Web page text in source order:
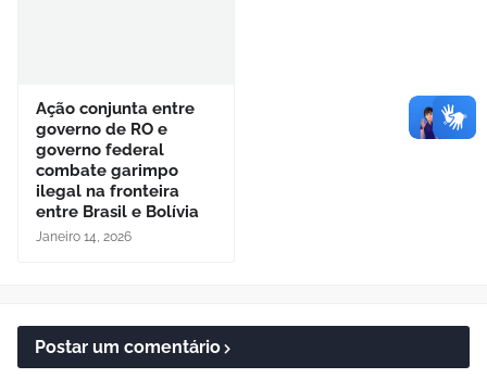
Ação conjunta entre
governo de RO e
governo federal
combate garimpo
ilegal na fronteira
entre Brasil e Bolívia
Janeiro 14, 2026
Postar um comentário